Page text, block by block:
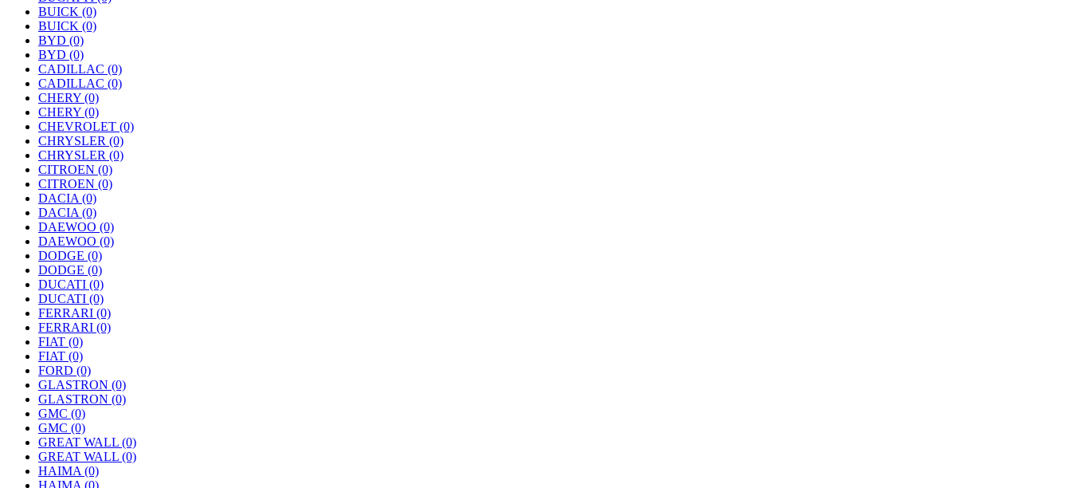
BUICK (0)
BUICK (0)
BYD (0)
BYD (0)
CADILLAC (0)
CADILLAC (0)
CHERY (0)
CHERY (0)
CHEVROLET (0)
CHRYSLER (0)
CHRYSLER (0)
CITROEN (0)
CITROEN (0)
DACIA (0)
DACIA (0)
DAEWOO (0)
DAEWOO (0)
DODGE (0)
DODGE (0)
DUCATI (0)
DUCATI (0)
FERRARI (0)
FERRARI (0)
FIAT (0)
FIAT (0)
FORD (0)
GLASTRON (0)
GLASTRON (0)
GMC (0)
GMC (0)
GREAT WALL (0)
GREAT WALL (0)
HAIMA (0)
HAIMA (0)